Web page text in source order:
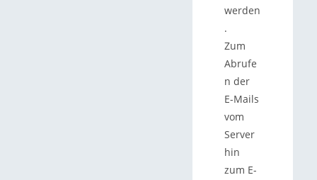
werden
.
Zum
Abrufe
n der
E-Mails
vom
Server
hin
zum E-